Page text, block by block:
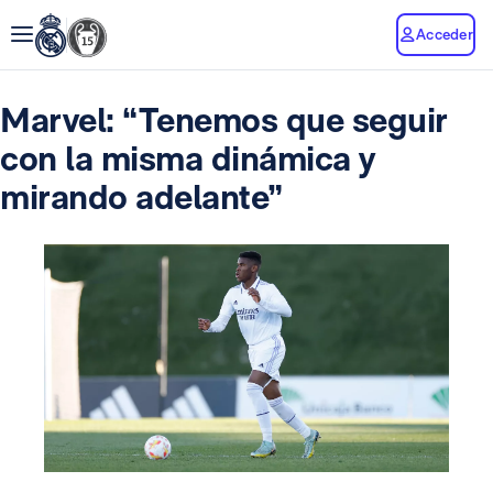
Acceder
Marvel: “Tenemos que seguir
con la misma dinámica y
mirando adelante”